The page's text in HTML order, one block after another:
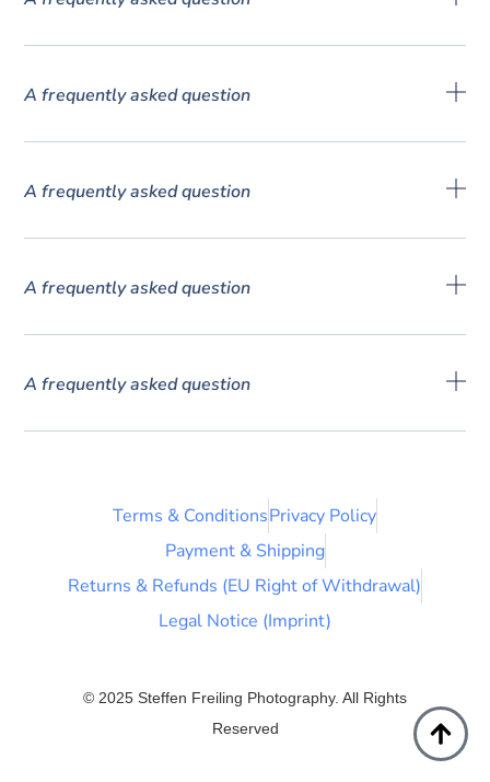
A frequently asked question
A frequently asked question
A frequently asked question
A frequently asked question
Terms & ConditionsPrivacy Policy
Payment & Shipping
Returns & Refunds (EU Right of Withdrawal)
Legal Notice (Imprint)
© 2025 Steffen Freiling Photography. All Rights
Reserved